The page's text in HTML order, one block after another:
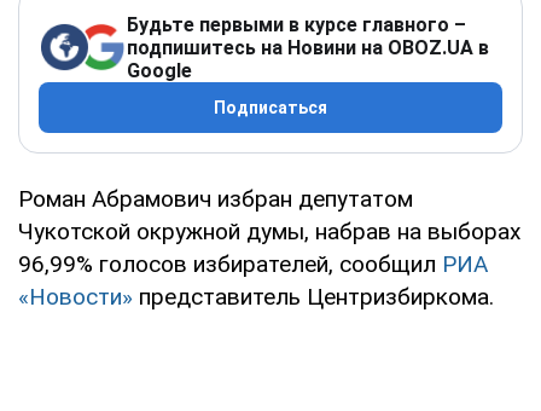
Будьте первыми в курсе главного –
подпишитесь на Новини на OBOZ.UA в
Google
Подписаться
Роман Абрамович избран депутатом
Чукотской окружной думы, набрав на выборах
96,99% голосов избирателей, сообщил РИА
«Новости» представитель Центризбиркома.